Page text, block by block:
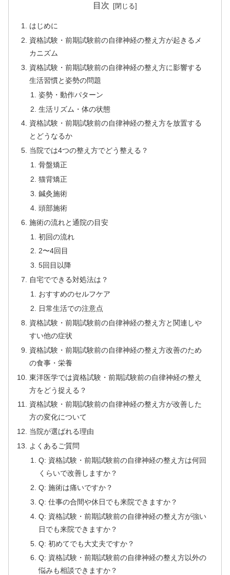
目次
はじめに
資格試験・前期試験前の自律神経の整え方が起きるメ
カニズム
資格試験・前期試験前の自律神経の整え方に影響する
生活習慣と姿勢の問題
姿勢・動作パターン
生活リズム・体の状態
資格試験・前期試験前の自律神経の整え方を放置する
とどうなるか
当院では4つの整え方でどう整える？
骨盤矯正
猫背矯正
鍼灸施術
頭部施術
施術の流れと通院の目安
初回の流れ
2〜4回目
5回目以降
自宅でできる対処法は？
おすすめのセルフケア
日常生活での注意点
資格試験・前期試験前の自律神経の整え方と関連しや
すい他の症状
資格試験・前期試験前の自律神経の整え方改善のため
の食事・栄養
東洋医学では資格試験・前期試験前の自律神経の整え
方をどう捉える？
資格試験・前期試験前の自律神経の整え方が改善した
方の変化について
当院が選ばれる理由
よくあるご質問
Q: 資格試験・前期試験前の自律神経の整え方は何回
くらいで改善しますか？
Q: 施術は痛いですか？
Q: 仕事の合間や休日でも来院できますか？
Q: 資格試験・前期試験前の自律神経の整え方が強い
日でも来院できますか？
Q: 初めてでも大丈夫ですか？
Q: 資格試験・前期試験前の自律神経の整え方以外の
悩みも相談できますか？